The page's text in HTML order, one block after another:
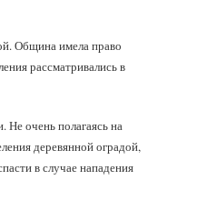
Община имела право
рассматривались в
очень полагаясь на
деревянной оградой,
в случае нападения